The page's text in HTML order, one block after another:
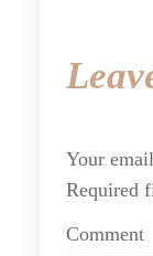
Your
Required
Comment